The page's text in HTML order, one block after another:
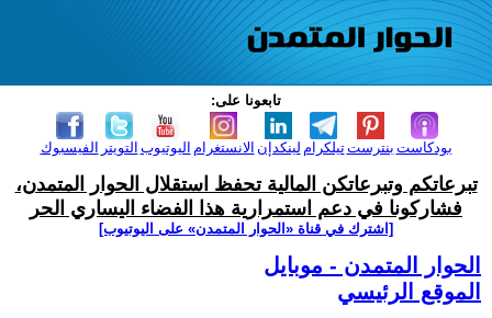
تابعونا على:
الفيسبوك التويتر اليوتيوب الانستغرام لينكدإن تيلكرامبنترست بودكاست
تبرعاتكم وتبرعاتكن المالية تحفظ استقلال الحوار المتمدن،
فشاركونا في دعم استمرارية هذا الفضاء اليساري الحر
[اشترك في قناة ‫«الحوار المتمدن» على اليوتيوب]
الحوار المتمدن - موبايل
الموقع الرئيسي